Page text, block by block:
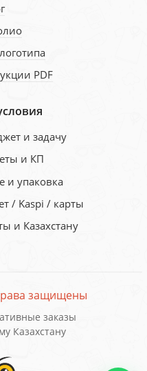
PDF
и задачу
и КП
и упаковка
/ Kaspi / карты
и Казахстану
защищены
заказы
Казахстану